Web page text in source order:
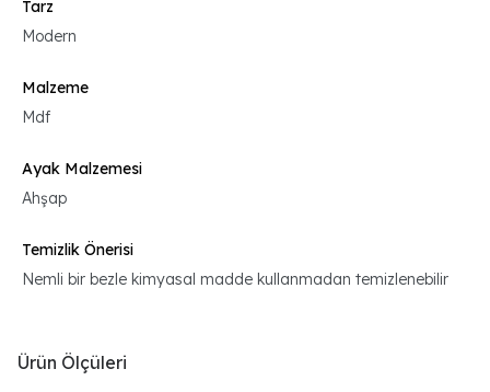
Tarz
Modern
Malzeme
Mdf
Ayak Malzemesi
Ahşap
Temizlik Önerisi
Nemli bir bezle kimyasal madde kullanmadan temizlenebilir
Ürün Ölçüleri